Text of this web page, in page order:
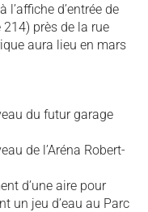
l’affiche d’entrée de
près de la rue
aura lieu en mars
du futur garage
de l’Aréna Robert-
d’une aire pour
un jeu d’eau au Parc